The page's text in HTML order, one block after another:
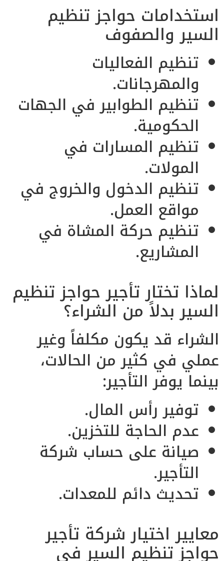
استخدامات حواجز تنظيم
السير والصفوف
تنظيم الفعاليات
والمهرجانات.
تنظيم الطوابير في الجهات
الحكومية.
تنظيم المسارات في
المولات.
تنظيم الدخول والخروج في
مواقع العمل.
تنظيم حركة المشاة في
المشاريع.
لماذا تختار تأجير حواجز تنظيم
السير بدلاً من الشراء؟
الشراء قد يكون مكلفاً وغير
عملي في كثير من الحالات،
بينما يوفر التأجير:
توفير رأس المال.
عدم الحاجة للتخزين.
صيانة على حساب شركة
التأجير.
تحديث دائم للمعدات.
معايير اختيار شركة تأجير
حواجز تنظيم السير في